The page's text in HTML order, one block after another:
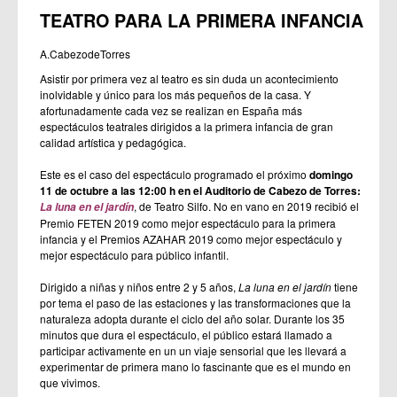
TEATRO PARA LA PRIMERA INFANCIA
A.CabezodeTorres
Asistir por primera vez al teatro es sin duda un acontecimiento
inolvidable y único para los más pequeños de la casa. Y
afortunadamente cada vez se realizan en España más
espectáculos teatrales dirigidos a la primera infancia de gran
calidad artística y pedagógica.
Este es el caso del espectáculo programado el próximo domingo
11 de octubre a las 12:00 h en el Auditorio de Cabezo de Torres:
La luna en el jardín, de Teatro Silfo. No en vano en 2019 recibió el
Premio FETEN 2019 como mejor espectáculo para la primera
infancia y el Premios AZAHAR 2019 como mejor espectáculo y
mejor espectáculo para público infantil.
Dirigido a niñas y niños entre 2 y 5 años, La luna en el jardíntiene
por tema el paso de las estaciones y las transformaciones que la
naturaleza adopta durante el ciclo del año solar. Durante los 35
minutos que dura el espectáculo, el público estará llamado a
participar activamente en un un viaje sensorial que les llevará a
experimentar de primera mano lo fascinante que es el mundo en
que vivimos.